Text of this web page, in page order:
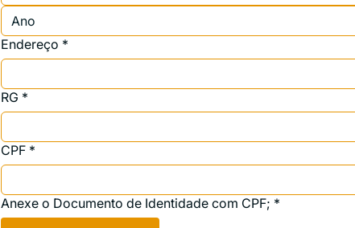
Endereço *
RG *
CPF *
Anexe o Documento de Identidade com CPF; *